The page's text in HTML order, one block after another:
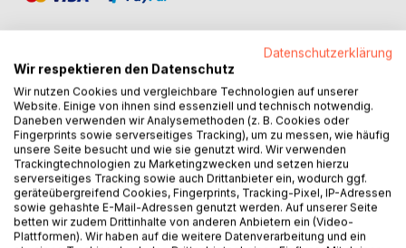
BESCHREIBUNG
Sensenschwingend ziehen die Knechte gegen die Ritter
des Bischofs zu Felde, am Vorabend des Ersten
Weltkrieges trotzt ein junger Bauer den neumodischen
Erntemaschinen. Das Füchschen plant den Aufstand und
der König der Sensenschmiede sieht seine Kräfte
schwinden, ein Kampftanz endet tragisch und Frau Tödin
Datenschutzerklärung
Wir respektieren den Datenschutz
Wir nutzen Cookies und vergleichbare Technologien auf unserer
Website. Einige von ihnen sind essenziell und technisch notwendig.
Daneben verwenden wir Analysemethoden (z. B. Cookies oder
Fingerprints sowie serverseitiges Tracking), um zu messen, wie häufig
unsere Seite besucht und wie sie genutzt wird. Wir verwenden
Trackingtechnologien zu Marketingzwecken und setzen hierzu
serverseitiges Tracking sowie auch Drittanbieter ein, wodurch ggf.
geräteübergreifend Cookies, Fingerprints, Tracking-Pixel, IP-Adressen
sowie gehashte E-Mail-Adressen genutzt werden. Auf unserer Seite
betten wir zudem Drittinhalte von anderen Anbietern ein (Video-
Plattformen). Wir haben auf die weitere Datenverarbeitung und ein